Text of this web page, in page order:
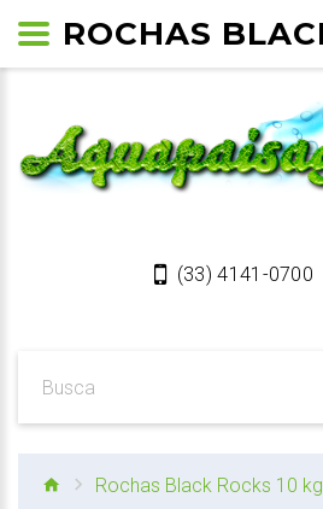
(33) 4141-0700
Rochas Black Rocks 10 kg